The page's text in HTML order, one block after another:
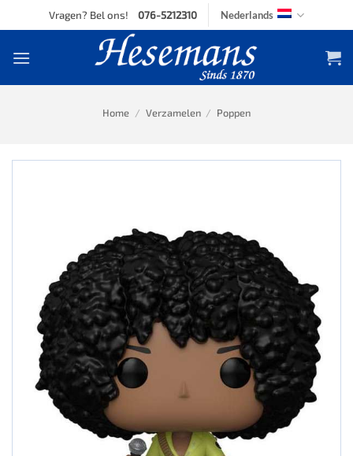
to
Vragen? Bel ons! 076-5212310 Nederlands
Home / Verzamelen / Poppen